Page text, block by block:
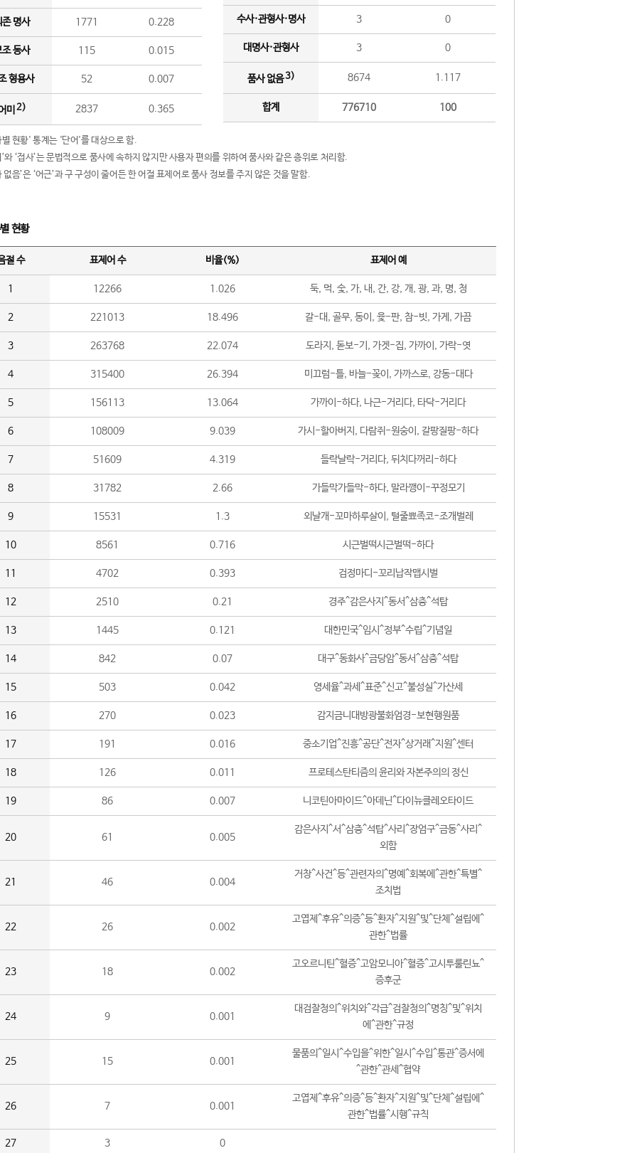
존 명사 1771 0.228
조 동사 115 0.015
형용사 52 0.007
미 2) 2837 0.365
수사·관형사·명사 3 0
대명사·관형사 3 0
품사 없음3) 8674 1.117
합계 776710 100
현황' 통계는 '단어'를 대상으로 함.
와 ‘접사’는 문법적으로 품사에 속하지 않지만 사용자 편의를 위하여 품사와 같은 층위로 처리함.
없음’은 ‘어근’과 구 구성이 줄어든 한 어절 표제어로 품사 정보를 주지 않은 것을 말함.
현황
절 수 표제어 수 비율(%) 표제어 예
1 12266 1.026 둑, 먹, 숯, 가, 내, 간, 강, 개, 광, 과, 명, 청
2 221013 18.496 갈-대, 골무, 동이, 윷-판, 참-빗, 가게, 가끔
3 263768 22.074 도라지, 돋보-기, 가겟-집, 가까이, 가락-엿
4 315400 26.394 미끄럼-틀, 바늘-꽂이, 가까스로, 강동-대다
5 156113 13.064 가까이-하다, 나근-거리다, 타닥-거리다
6 108009 9.039 가시-할아버지, 다람쥐-원숭이, 갈팡질팡-하다
7 51609 4.319 들락날락-거리다, 뒤치다꺼리-하다
8 31782 2.66 가들막가들막-하다, 말라깽이-꾸정모기
9 15531 1.3 외날개-꼬마하루살이, 털줄뾰족코-조개벌레
10 8561 0.716 시근벌떡시근벌떡-하다
11 4702 0.393 검정마디-꼬리납작맵시벌
12 2510 0.21 경주^감은사지^동서^삼층^석탑
13 1445 0.121 대한민국^임시^정부^수립^기념일
14 842 0.07 대구^동화사^금당암^동서^삼층^석탑
15 503 0.042 영세율^과세^표준^신고^불성실^가산세
16 270 0.023 감지금니대방광불화엄경-보현행원품
17 191 0.016 중소기업^진흥^공단^전자^상거래^지원^센터
18 126 0.011 프로테스탄티즘의 윤리와 자본주의의 정신
19 86 0.007 니코틴아마이드^아데닌^다이뉴클레오타이드
20 61 0.005
감은사지^서^삼층^석탑^사리^장엄구^금동^사리^
외함
21 46 0.004
거창^사건^등^관련자의^명예^회복에^관한^특별^
조치법
22 26 0.002
고엽제^후유^의증^등^환자^지원^및^단체^설립에^
관한^법률
23 18 0.002
고오르니틴^혈증^고암모니아^혈증^고시투룰린뇨^
증후군
24 9 0.001
대검찰청의^위치와^각급^검찰청의^명칭^및^위치
에^관한^규정
25 15 0.001
물품의^일시^수입을^위한^일시^수입^통관^증서에
^관한^관세^협약
26 7 0.001
고엽제^후유^의증^등^환자^지원^및^단체^설립에^
관한^법률^시행^규칙
27 3 0